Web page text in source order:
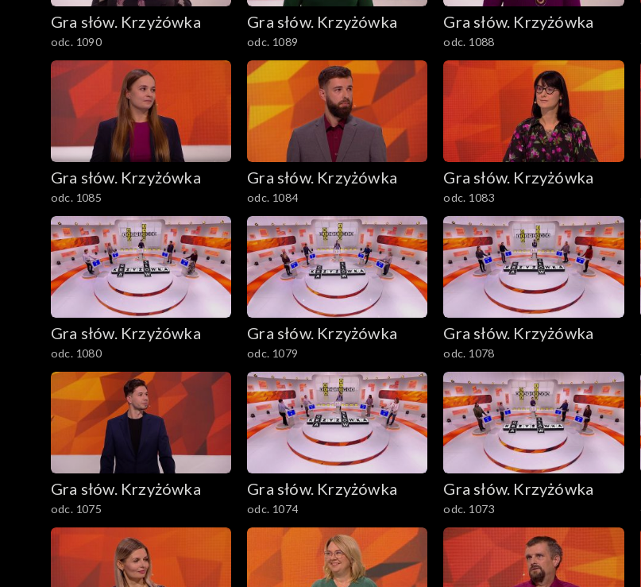
Gra słów. Krzyżówka
odc. 1090
Gra słów. Krzyżówka
odc. 1089
Gra słów. Krzyżówka
odc. 1088
Gra słów. Krzyżówka
odc. 1085
Gra słów. Krzyżówka
odc. 1084
Gra słów. Krzyżówka
odc. 1083
Gra słów. Krzyżówka
odc. 1080
Gra słów. Krzyżówka
odc. 1079
Gra słów. Krzyżówka
odc. 1078
Gra słów. Krzyżówka
odc. 1075
Gra słów. Krzyżówka
odc. 1074
Gra słów. Krzyżówka
odc. 1073